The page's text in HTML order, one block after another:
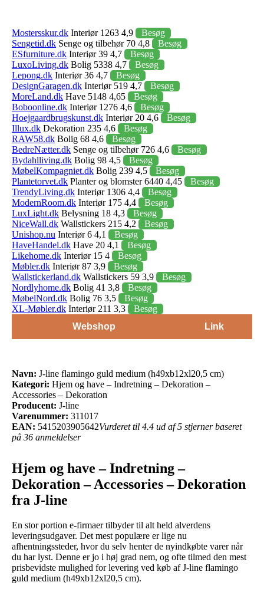
Mostersskur.dk Interiør 1263 4,9
Besøg
Sengetid.dk Senge og tilbehør 70 4,8
Besøg
ESfurniture.dk Interiør 39 4,7
Besøg
LuxoLiving.dk Bolig 5338 4,7
Besøg
Lepong.dk Interiør 36 4,7
Besøg
DesignGaragen.dk Interiør 519 4,7
Besøg
MoreLand.dk Have 5148 4,65
Besøg
Boboonline.dk Interiør 1276 4,6
Besøg
Hoejgaardbrugskunst.dk Interiør 20 4,6
Besøg
Illux.dk Dekoration 235 4,6
Besøg
RAW58.dk Bolig 68 4,6
Besøg
BedreNætter.dk Senge og tilbehør 726 4,6
Besøg
Bydahlliving.dk Bolig 98 4,5
Besøg
MøbelKompagniet.dk Bolig 239 4,5
Besøg
Plantetorvet.dk Planter og blomster 6440 4,45
Besøg
TrendyLiving.dk Interiør 1306 4,4
Besøg
ModernRoom.dk Interiør 175 4,4
Besøg
LuxLight.dk Belysning 18 4,3
Besøg
NiceWall.dk Wallstickers 215 4,2
Besøg
Unishop.nu Interiør 6 4,1
Besøg
HaveHandel.dk Have 20 4,1
Besøg
Likehome.dk Interiør 15 4
Besøg
Møbler.dk Interiør 87 3,9
Besøg
Wallstickerland.dk Wallstickers 59 3,9
Besøg
Nordlyhome.dk Bolig 41 3,8
Besøg
MøbelNord.dk Bolig 76 3,5
Besøg
XL-Møbler.dk Interiør 211 3,3
Besøg
Webshop
Link
Navn: J-line flamingo guld medium (h49xb12xl20,5 cm)
Kategori: Hjem og have – Indretning – Dekoration –
Accessories – Dekoration
Producent: J-line
Varenummer: 311017
EAN: 5415203905642Vurderet til 4.4 ud af 5 stjerner baseret
på 36 anmeldelser
Hjem og have – Indretning –
Dekoration – Accessories – Dekoration
fra J-line
En stor portion e-firmaer tilbyder til alt held alverdens
leveringsudgaver. Det mest populære er lige nu
afhentningssteder, hvor du selv henter de nyindkøbte varer når
du har lyst. Denne er jo i høj grad nem, og ofte tilmed den mest
prisbevidste mulighed for levering ved køb af J-line flamingo
guld medium (h49xb12xl20,5 cm).